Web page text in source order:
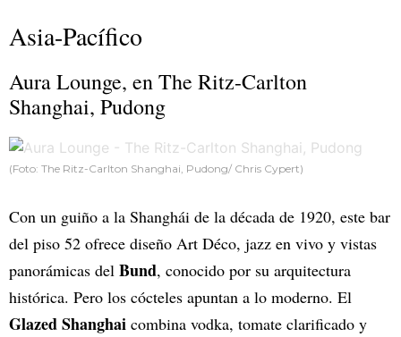
Asia-Pacífico
Aura Lounge, en The Ritz-Carlton
Shanghai, Pudong
(Foto: The Ritz-Carlton Shanghai, Pudong/ Chris Cypert)
Con un guiño a la Shanghái de la década de 1920, este bar
del piso 52 ofrece diseño Art Déco, jazz en vivo y vistas
panorámicas del Bund, conocido por su arquitectura
histórica. Pero los cócteles apuntan a lo moderno. El
Glazed Shanghai combina vodka, tomate clarificado y